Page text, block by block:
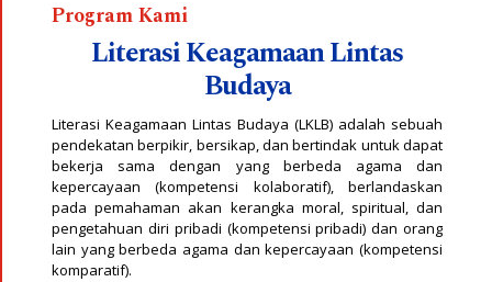
Program Kami
Literasi Keagamaan Lintas
Budaya
Literasi Keagamaan Lintas Budaya (LKLB) adalah sebuah
pendekatan berpikir, bersikap, dan bertindak untuk dapat
bekerja sama dengan yang berbeda agama dan
kepercayaan (kompetensi kolaboratif), berlandaskan
pada pemahaman akan kerangka moral, spiritual, dan
pengetahuan diri pribadi (kompetensi pribadi) dan orang
lain yang berbeda agama dan kepercayaan (kompetensi
komparatif).